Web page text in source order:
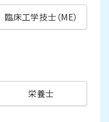
臨床工学技士（ME）
栄養士